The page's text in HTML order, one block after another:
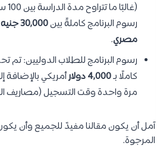
رسوم البرنامج كاملةً بين
مصري.
رسوم البرنامج للطلاب الدوليين: تم
كاملًا بـ4,000 دولار أمريكي بالإضافة
مرة واحدة وقت التسجيل (مصاريف
آمل أن يكون مقالنا مفيدً للجميع وأن
المرجوة.